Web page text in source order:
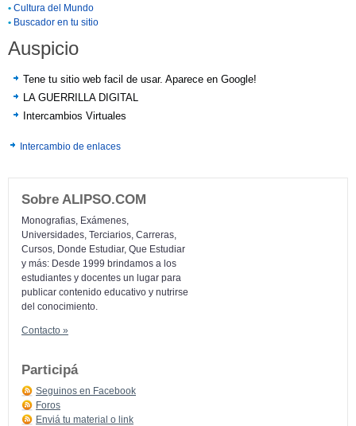
• Cultura del Mundo
• Buscador en tu sitio
Auspicio
Tene tu sitio web facil de usar. Aparece en Google!
LA GUERRILLA DIGITAL
Intercambios Virtuales
Intercambio de enlaces
Sobre ALIPSO.COM
Monografias, Exámenes,
Universidades, Terciarios, Carreras,
Cursos, Donde Estudiar, Que Estudiar
y más: Desde 1999 brindamos a los
estudiantes y docentes un lugar para
publicar contenido educativo y nutrirse
del conocimiento.
Contacto »
Participá
Seguinos en Facebook
Foros
Enviá tu material o link